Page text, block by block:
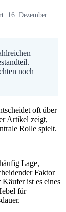
16. Dezember
noch
oft über
Artikel zeigt,
Rolle spielt.
Lage,
Faktor
ist es eines
für